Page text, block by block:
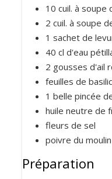
10 cuil. à soupe
2 cuil. à soupe
1 sachet de
40 cl d'eau
2 gousses d'ail
feuilles de
1 belle pincée
huile neutre de
fleurs de sel
poivre du moulin
Préparation